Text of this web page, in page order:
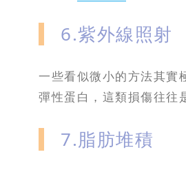
6.紫外線照射
一些看似微小的方法其實
彈性蛋白，這類損傷往往
7.脂肪堆積